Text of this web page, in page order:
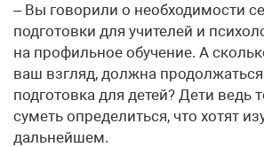
– Вы говорили о необходимости
подготовки для учителей и
на профильное обучение. А
ваш взгляд, должна продолжаться
подготовка для детей? Дети
суметь определиться, что хотят
дальнейшем.